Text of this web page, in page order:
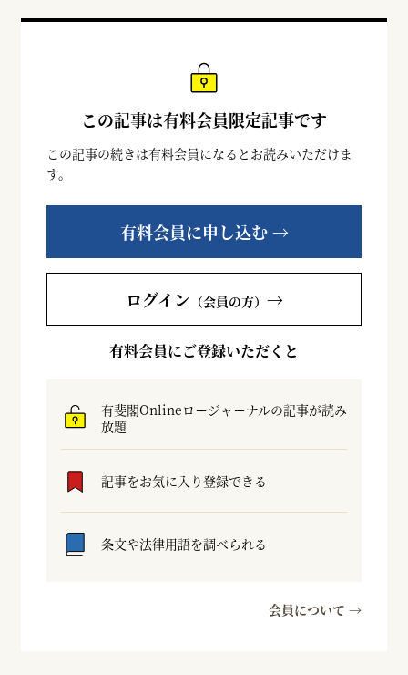
この記事は有料会員限定記事です
この記事の続きは有料会員になるとお読みいただけま
す。
有料会員に申し込む →
ログイン （会員の方） →
有料会員にご登録いただくと
有斐閣Onlineロージャーナルの記事が読み
放題
記事をお気に入り登録できる
条文や法律用語を調べられる
会員について →